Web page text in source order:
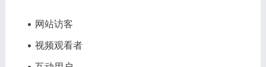
• 网站访客
• 视频观看者